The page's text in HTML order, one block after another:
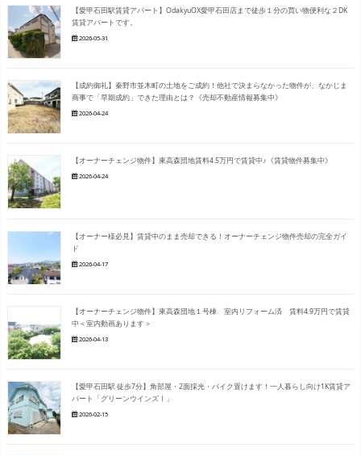
【愛甲石田駅賃貸アパート】OdakyuOX愛甲石田店まで徒歩１分の買い物便利な２DK
賃貸アパートです。
2026-05-31
【成約御礼】秦野市並木町の土地をご成約！他社で決まらなかった物件が、なかじま
商事で「早期成約」できた理由とは？《売却不動産情報募集中》
2026-04-24
【オーナーチェンジ物件】東高森団地賃料4.5万円で賃貸中♪《賃貸物件募集中》
2026-04-24
【オーナー様必見】賃貸中のまま売却できる！オーナーチェンジ物件売却の完全ガイ
ド
2026-04-17
【オーナーチェンジ物件】東高森団地１号棟 室内リフォーム済 賃料4.9万円で賃貸
中＜室内動画あります＞
2026-04-13
【愛甲石田駅 徒歩7分】角部屋・2面採光・バイク置けます！一人暮らし向け1K賃貸ア
パート「グリーンウインズⅠ」
2026-02-15